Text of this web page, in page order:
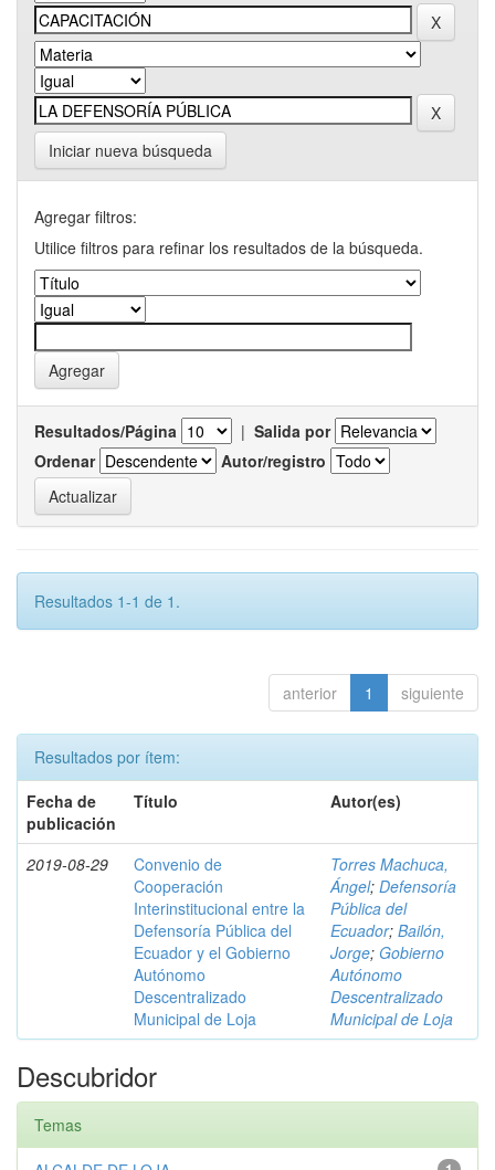
Iniciar nueva búsqueda
Agregar filtros:
Utilice filtros para refinar los resultados de la búsqueda.
Resultados/Página | Salida por
Ordenar
Autor/registro
Resultados 1-1 de 1.
anterior 1 siguiente
Resultados por ítem:
Fecha de
publicación
Título Autor(es)
2019-08-29
Convenio de
Cooperación
Interinstitucional entre la
Defensoría Pública del
Ecuador y el Gobierno
Autónomo
Descentralizado
Municipal de Loja
Torres Machuca,
Ángel; Defensoría
Pública del
Ecuador; Bailón,
Jorge; Gobierno
Autónomo
Descentralizado
Municipal de Loja
Descubridor
Temas